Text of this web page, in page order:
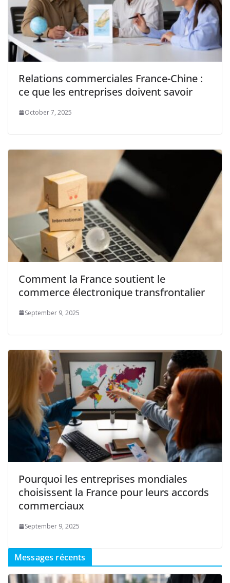
Relations commerciales France-Chine :
ce que les entreprises doivent savoir
October 7, 2025
Comment la France soutient le
commerce électronique transfrontalier
September 9, 2025
Pourquoi les entreprises mondiales
choisissent la France pour leurs accords
commerciaux
September 9, 2025
Messages récents